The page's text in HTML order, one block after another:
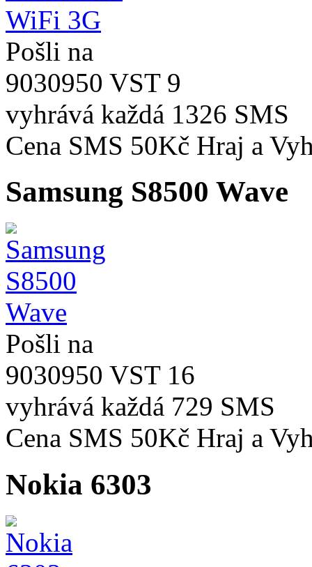
Pošli na
9030950 VST 9
vyhrává každá 1326 SMS
Cena SMS 50Kč Hraj a
Samsung S8500 Wave
Pošli na
9030950 VST 16
vyhrává každá 729 SMS
Cena SMS 50Kč Hraj a
Nokia 6303